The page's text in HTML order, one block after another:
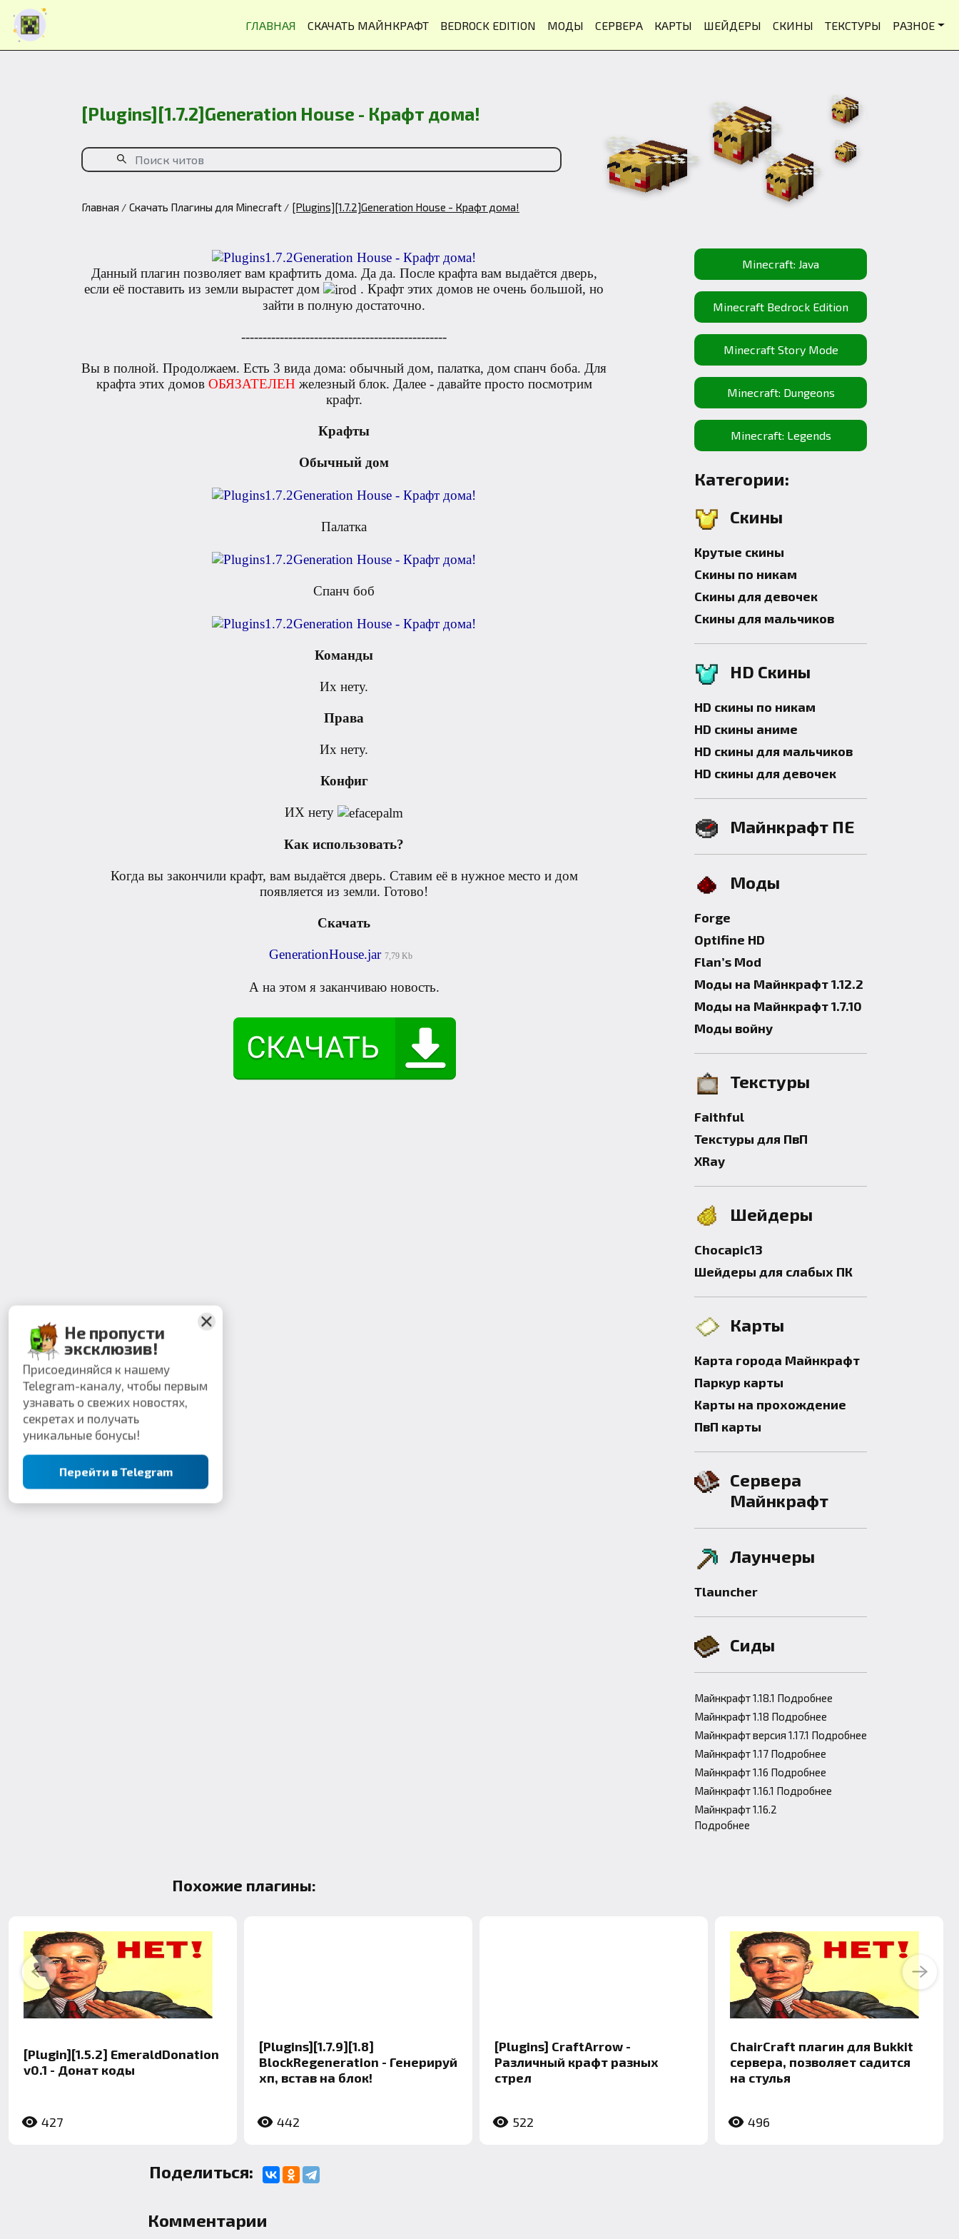
ГЛАВНАЯ СКАЧАТЬ МАЙНКРАФТ BEDROCK EDITION МОДЫ СЕРВЕРА КАРТЫ ШЕЙДЕРЫ СКИНЫ ТЕКСТУРЫ РАЗНОЕ
[Plugins][1.7.2]Generation House - Крафт дома!
Главная Скачать Плагины для Minecraft [Plugins][1.7.2]Generation House - Крафт дома!
Данный плагин позволяет вам крафтить дома. Да да. После крафта вам выдаётся дверь,
если её поставить из земли вырастет дом
. Крафт этих домов не очень большой, но
зайти в полную достаточно.
------------------------------------------------
Вы в полной. Продолжаем. Есть 3 вида дома: обычный дом, палатка, дом спанч боба. Для
крафта этих домов ОБЯЗАТЕЛЕН железный блок. Далее - давайте просто посмотрим
крафт.
Крафты
Обычный дом
Палатка
Спанч боб
Команды
Их нету.
Права
Их нету.
Конфиг
ИХ нету
Как использовать?
Когда вы закончили крафт, вам выдаётся дверь. Ставим её в нужное место и дом
появляется из земли. Готово!
Скачать
GenerationHouse.jar 7,79 Kb
А на этом я заканчиваю новость.
Minecraft: Java
Minecraft Bedrock Edition
Minecraft Story Mode
Minecraft: Dungeons
Minecraft: Legends
Категории:
Скины
Крутые скины
Скины по никам
Скины для девочек
Скины для мальчиков
HD Скины
HD скины по никам
HD скины аниме
HD скины для мальчиков
HD скины для девочек
Майнкрафт ПЕ
Моды
Forge
Optifine HD
Flan’s Mod
Моды на Майнкрафт 1.12.2
Моды на Майнкрафт 1.7.10
Моды войну
Текстуры
Faithful
Текстуры для ПвП
XRay
Шейдеры
Chocapic13
Шейдеры для слабых ПК
Карты
Карта города Майнкрафт
Паркур карты
Карты на прохождение
ПвП карты
Сервера
Майнкрафт
Лаунчеры
Tlauncher
Сиды
Майнкрафт 1.18.1 Подробнее
Майнкрафт 1.18 Подробнее
Майнкрафт версия 1.17.1 Подробнее
Майнкрафт 1.17 Подробнее
Майнкрафт 1.16 Подробнее
Майнкрафт 1.16.1 Подробнее
Майнкрафт 1.16.2
Подробнее
Похожие плагины:
[Plugin][1.5.2] EmeraldDonation
v0.1 - Донат коды
427
[Plugins][1.7.9][1.8]
BlockRegeneration - Генерируй
хп, встав на блок!
442
[Plugins] CraftArrow -
Различный крафт разных
стрел
522
ChairCraft плагин для Bukkit
сервера, позволяет садится
на стулья
496
Previous Next
Поделиться:
Комментарии
Не пропусти
эксклюзив!
Присоединяйся к нашему
Telegram-каналу, чтобы первым
узнавать о свежих новостях,
секретах и получать
уникальные бонусы!
Перейти в Telegram